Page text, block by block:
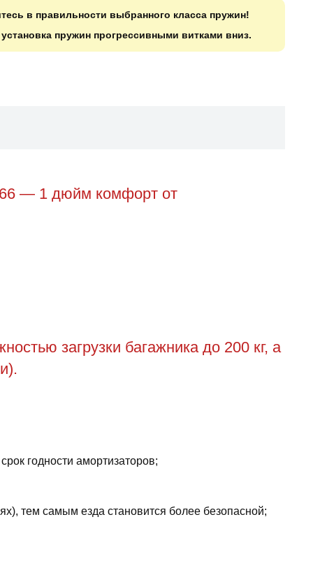
в правильности выбранного класса пружин!
пружин прогрессивными витками вниз.
— 1 дюйм комфорт от
загрузки багажника до 200 кг, а
годности амортизаторов;
тем самым езда становится более безопасной;